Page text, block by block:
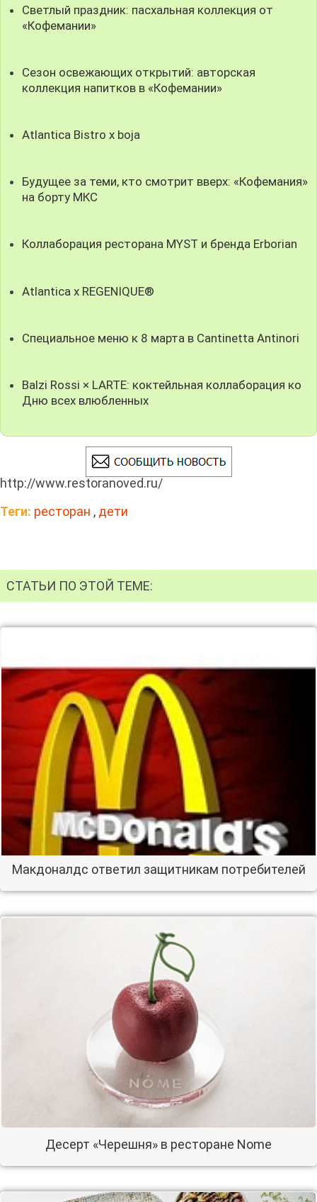
Светлый праздник: пасхальная коллекция от
«Кофемании»
Сезон освежающих открытий: авторская
коллекция напитков в «Кофемании»
Atlantica Bistro x boja
Будущее за теми, кто смотрит вверх: «Кофемания»
на борту МКС
Коллаборация ресторана MYST и бренда Erborian
Atlantica x REGENIQUE®
Специальное меню к 8 марта в Cantinetta Antinori
Balzi Rossi × LARTE: коктейльная коллаборация ко
Дню всех влюбленных
http://www.restoranoved.ru/
Теги: ресторан , дети
СТАТЬИ ПО ЭТОЙ ТЕМЕ:
Макдоналдс ответил защитникам потребителей
Десерт «Черешня» в ресторане Nome